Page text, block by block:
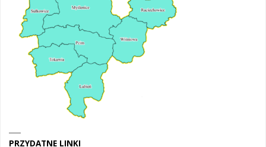
PRZYDATNE LINKI